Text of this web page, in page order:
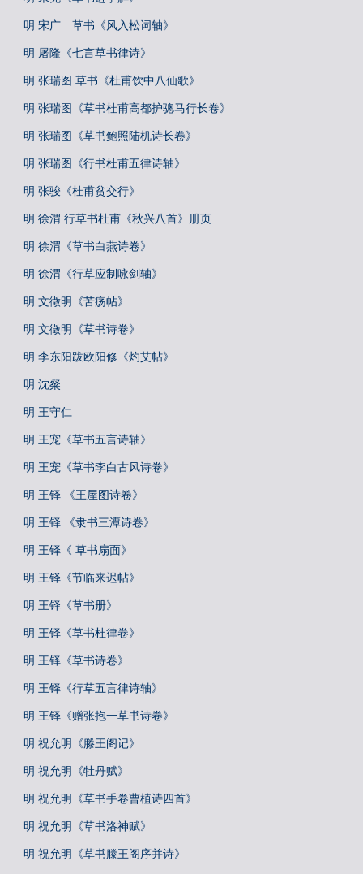
明 宋广 草书《风入松词轴》
明 屠隆《七言草书律诗》
明 张瑞图 草书《杜甫饮中八仙歌》
明 张瑞图《草书杜甫高都护骢马行长卷》
明 张瑞图《草书鲍照陆机诗长卷》
明 张瑞图《行书杜甫五律诗轴》
明 张骏《杜甫贫交行》
明 徐渭 行草书杜甫《秋兴八首》册页
明 徐渭《草书白燕诗卷》
明 徐渭《行草应制咏剑轴》
明 文徵明《苦疡帖》
明 文徵明《草书诗卷》
明 李东阳跋欧阳修《灼艾帖》
明 沈粲
明 王守仁
明 王宠《草书五言诗轴》
明 王宠《草书李白古风诗卷》
明 王铎 《王屋图诗卷》
明 王铎 《隶书三潭诗卷》
明 王铎《 草书扇面》
明 王铎《节临来迟帖》
明 王铎《草书册》
明 王铎《草书杜律卷》
明 王铎《草书诗卷》
明 王铎《行草五言律诗轴》
明 王铎《赠张抱一草书诗卷》
明 祝允明《滕王阁记》
明 祝允明《牡丹赋》
明 祝允明《草书手卷曹植诗四首》
明 祝允明《草书洛神赋》
明 祝允明《草书滕王阁序并诗》